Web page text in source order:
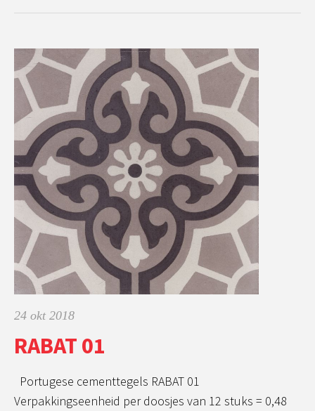
24 okt 2018
RABAT 01
Portugese cementtegels RABAT 01
Verpakkingseenheid per doosjes van 12 stuks = 0,48